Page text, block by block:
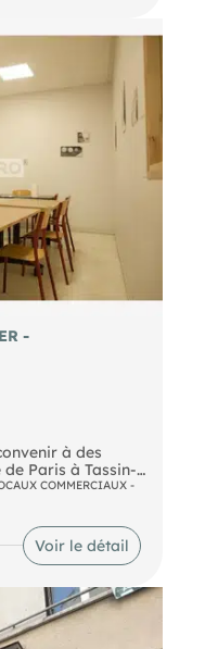
visite et
-
à des
de Paris à Tassin-
ainsi qu'une
jour).
COMMERCIAUX -
Voir le détail